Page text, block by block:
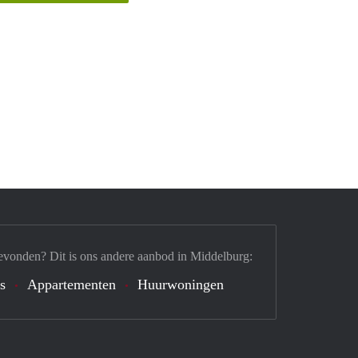
Dit is ons andere aanbod in Middelburg:
Appartementen Huurwoningen